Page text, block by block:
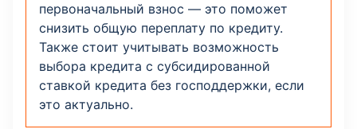
первоначальный взнос — это поможет
снизить общую переплату по кредиту.
Также стоит учитывать возможность
выбора кредита с субсидированной
ставкой кредита без господдержки, если
это актуально.